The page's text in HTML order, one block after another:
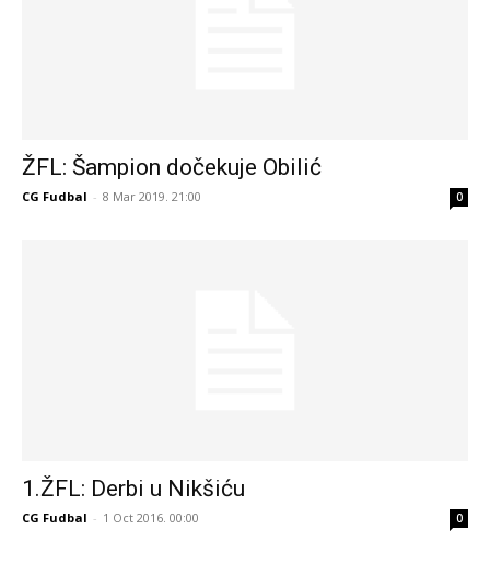
ŽFL: Šampion dočekuje Obilić
CG Fudbal - 8 Mar 2019. 21:00 0
1.ŽFL: Derbi u Nikšiću
CG Fudbal - 1 Oct 2016. 00:00 0